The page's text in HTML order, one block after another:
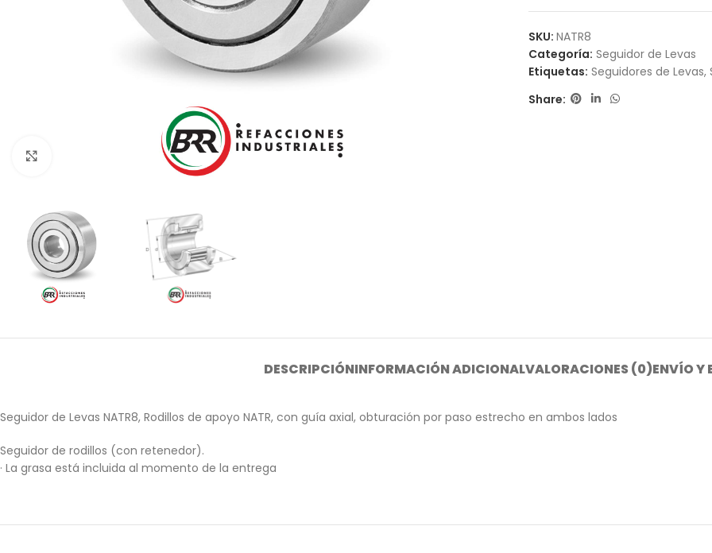
SKU: NATR8
Categoría: Seguidor de Levas
Etiquetas: Seguidores de Levas,
Share:
DESCRIPCIÓNINFORMACIÓN ADICIONALVALORACIONES (0)ENVÍO Y
Seguidor de Levas NATR8, Rodillos de apoyo NATR, con guía axial, obturación por paso estrecho en ambos lados
Seguidor de rodillos (con retenedor).
· La grasa está incluida al momento de la entrega